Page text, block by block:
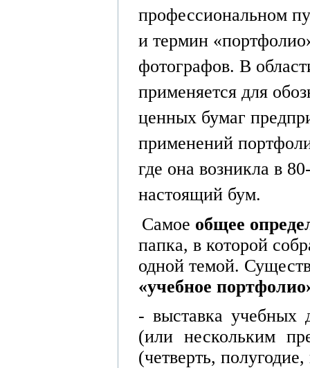
профессиональном
и термин
фотографов. В
применяется для
ценных бумаг
применений
где она возникла в
настоящий бум.
Самое общее
папка, в которой
одной темой.
«учебное
- выставка учебных
(или нескольким
(четверть, полугодие,